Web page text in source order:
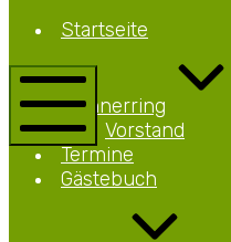
Startseite
Männerring
Vorstand
Termine
Gästebuch
Männerring
Netteberge
Mobile
Menü